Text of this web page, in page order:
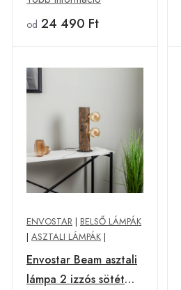
od 24 490 Ft
ENVOSTAR | BELSŐ LÁMPÁK
| ASZTALI LÁMPÁK |
Envostar Beam asztali
lámpa 2 izzós sötét